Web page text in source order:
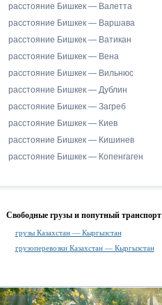
расстояние Бишкек — Валетта
расстояние Бишкек — Варшава
расстояние Бишкек — Ватикан
расстояние Бишкек — Вена
расстояние Бишкек — Вильнюс
расстояние Бишкек — Дублин
расстояние Бишкек — Загреб
расстояние Бишкек — Киев
расстояние Бишкек — Кишинев
расстояние Бишкек — Копенгаген
Свободные грузы и попутный транспорт
грузы Казахстан — Кыргызстан
грузоперевозки Казахстан — Кыргызстан